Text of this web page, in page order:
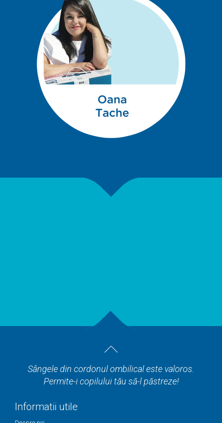
Sângele din cordonul ombilical este valoros.
Permite-i copilului tău să-l păstreze!
Informatii utile